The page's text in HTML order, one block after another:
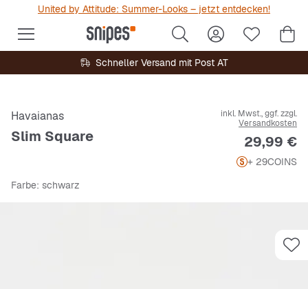
United by Attitude: Summer-Looks – jetzt entdecken!
Schneller Versand mit Post AT
Havaianas
Slim Square
inkl. Mwst., ggf. zzgl.
Versandkosten
Preis
29,99 €
+ 29COINS
Farbe: schwarz